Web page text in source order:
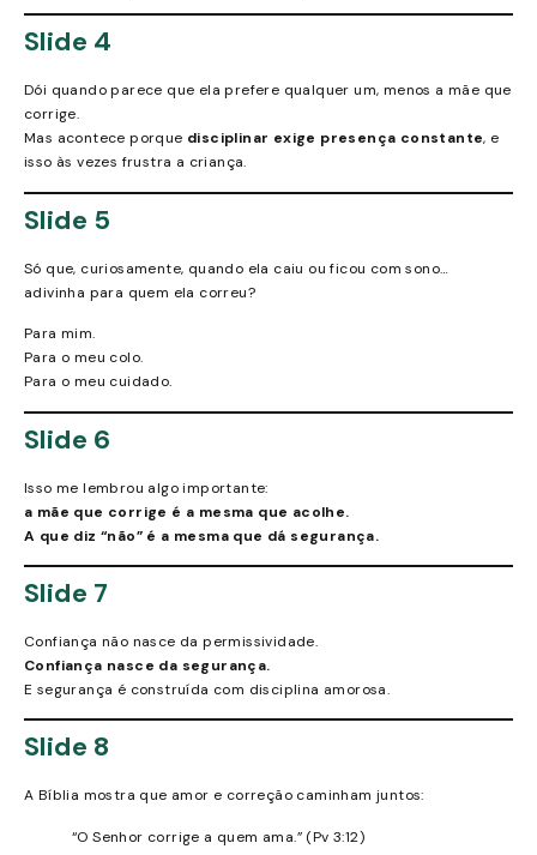
Slide 4
Dói quando parece que ela prefere qualquer um, menos a mãe que
corrige.
Mas acontece porque disciplinar exige presença constante, e
isso às vezes frustra a criança.
Slide 5
Só que, curiosamente, quando ela caiu ou ficou com sono…
adivinha para quem ela correu?
Para mim.
Para o meu colo.
Para o meu cuidado.
Slide 6
Isso me lembrou algo importante:
a mãe que corrige é a mesma que acolhe.
A que diz “não” é a mesma que dá segurança.
Slide 7
Confiança não nasce da permissividade.
Confiança nasce da segurança.
E segurança é construída com disciplina amorosa.
Slide 8
A Bíblia mostra que amor e correção caminham juntos:
“O Senhor corrige a quem ama.” (Pv 3:12)